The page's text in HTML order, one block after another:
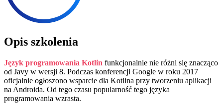
Opis szkolenia
Język programowania Kotlin funkcjonalnie nie różni się znacząco
od Javy w wersji 8. Podczas konferencji Google w roku 2017
oficjalnie ogłoszono wsparcie dla Kotlina przy tworzeniu aplikacji
na Androida. Od tego czasu popularność tego języka
programowania wzrasta.